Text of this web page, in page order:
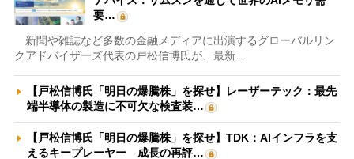
要…
新聞や雑誌など多数の金融メディアに出演するグローバルリン
クアドバイザーズ代表の戸松信博氏が、最新…
【戸松信博氏「明日の爆騰株」を探せ】レーザーテック：最先
端半導体の製造に不可欠な検査装…
【戸松信博氏「明日の爆騰株」を探せ】TDK：AIインフラを支
えるキープレーヤー 成長の再評…